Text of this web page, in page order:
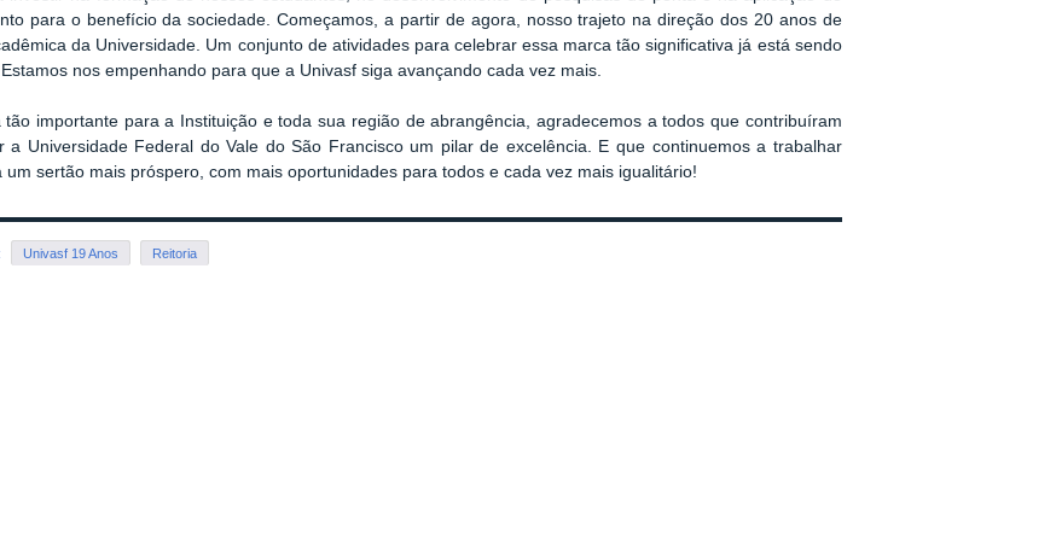
para o benefício da sociedade. Começamos, a partir de agora, nosso trajeto na direção dos 20 anos de
da Universidade. Um conjunto de atividades para celebrar essa marca tão significativa já está sendo
nos empenhando para que a Univasf siga avançando cada vez mais.
tão importante para a Instituição e toda sua região de abrangência, agradecemos a todos que contribuíram
a Universidade Federal do Vale do São Francisco um pilar de excelência. E que continuemos a trabalhar
um sertão mais próspero, com mais oportunidades para todos e cada vez mais igualitário!
Univasf 19 Anos Reitoria